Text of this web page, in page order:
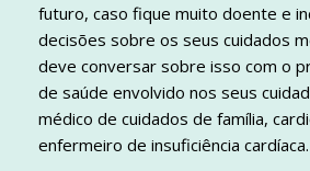
futuro, caso fique muito doente e
decisões sobre os seus cuidados
deve conversar sobre isso com o
de saúde envolvido nos seus
médico de cuidados de família,
enfermeiro de insuficiência cardíaca.